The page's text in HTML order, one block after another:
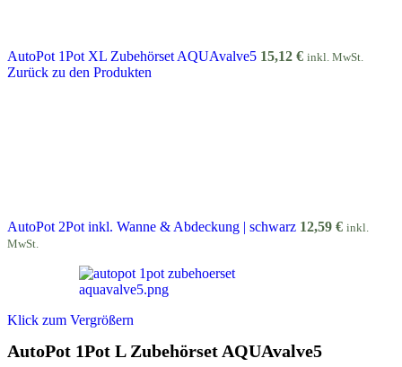
AutoPot 1Pot XL Zubehörset AQUAvalve5 15,12 € inkl. MwSt.
Zurück zu den Produkten
AutoPot 2Pot inkl. Wanne & Abdeckung | schwarz 12,59 € inkl.
MwSt.
Klick zum Vergrößern
AutoPot 1Pot L Zubehörset AQUAvalve5